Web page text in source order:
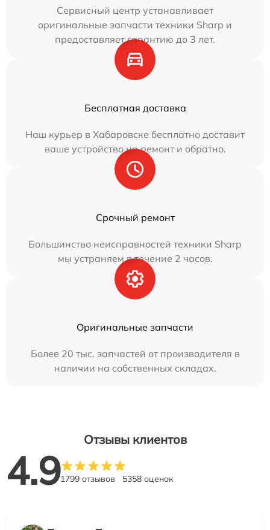
Сервисный центр устанавливает
оригинальные запчасти техники Sharp и
предоставляет гарантию до 3 лет.
Бесплатная доставка
Наш курьер в Хабаровске бесплатно доставит
ваше устройство на ремонт и обратно.
Срочный ремонт
Большинство неисправностей техники Sharp
мы устраняем в течение 2 часов.
Оригинальные запчасти
Более 20 тыс. запчастей от производителя в
наличии на собственных складах.
Отзывы клиентов
4.91799 отзывов 5358 оценок